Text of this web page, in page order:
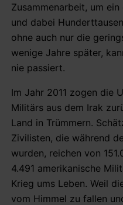
Zusammenarbeit, um
und dabei
ohne auch nur die
wenige Jahre später,
nie passiert.
Im Jahr 2011 zogen die
Militärs aus dem Irak
Land in Trümmern.
Zivilisten, die während
wurden, reichen von
4.491 amerikanische
Krieg ums Leben. Weil
vom Himmel zu fallen